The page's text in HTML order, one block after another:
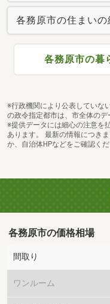
各務原市の住まいの
各務原市の暮
※行政機関により公表していな
の政令指定都市は、市全体のデ
※提供データには細心の注意を
あります。 最新の情報につき
か、自治体HPなどをご確認くだ
各務原市の価格相場
間取り
ワンルーム